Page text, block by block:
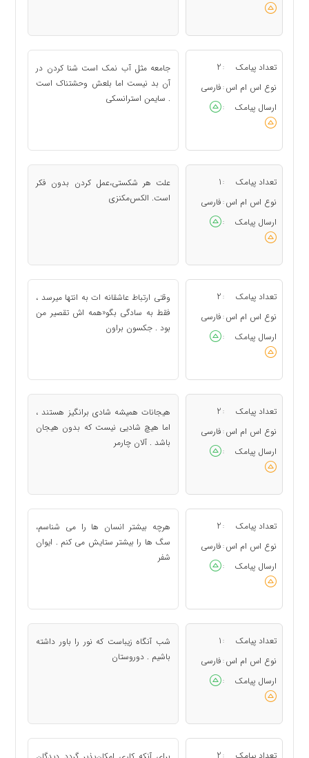
تعداد پیامک :
2
نوع اس ام اس : فارسی
ارسال پیامک
:
جامعه مثل آب نمک است شنا کردن در
آن بد نیست اما بلعش وحشتناک است
. سایمن استرانسکی
تعداد پیامک :
1
نوع اس ام اس : فارسی
ارسال پیامک
:
علت هر شکستی،عمل کردن بدون فکر
است. الکس‌مکنزی
تعداد پیامک :
2
نوع اس ام اس : فارسی
ارسال پیامک
:
وقتی ارتباط عاشقانه ات به انتها میرسد ،
فقط به سادگی بگو«همه اش تقصیر من
بود . جکسون براون
تعداد پیامک :
2
نوع اس ام اس : فارسی
ارسال پیامک
:
هیجانات همیشه شادی برانگیز هستند ،
اما هیچ شادیی نیست که بدون هیجان
باشد . آلان چارمر
تعداد پیامک :
2
نوع اس ام اس : فارسی
ارسال پیامک
:
هرچه بیشتر انسان ها را می شناسم،
سگ ها را بیشتر ستایش می کنم . ایوان
شفر
تعداد پیامک :
1
نوع اس ام اس : فارسی
ارسال پیامک
:
شب آنگاه زیباست که نور را باور داشته
باشیم . دوروستان
: